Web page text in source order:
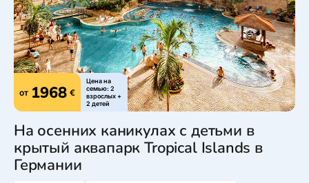
от 1968 €
Цена на
семью: 2
взрослых +
2 детей
На осенних каникулах с детьми в
крытый аквапарк Tropical Islands в
Германии